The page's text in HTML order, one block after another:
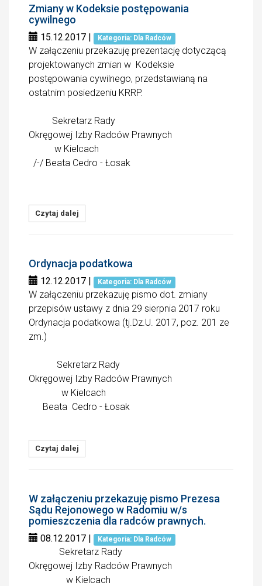
Zmiany w Kodeksie postępowania
cywilnego
15.12.2017 | Kategoria: Dla Radców
W załączeniu przekazuję prezentację dotyczącą
projektowanych zmian w Kodeksie
postępowania cywilnego, przedstawianą na
ostatnim posiedzeniu KRRP.
Sekretarz Rady
Okręgowej Izby Radców Prawnych
w Kielcach
/-/ Beata Cedro - Łosak
Czytaj dalej
Ordynacja podatkowa
12.12.2017 | Kategoria: Dla Radców
W załączeniu przekazuję pismo dot. zmiany
przepisów ustawy z dnia 29 sierpnia 2017 roku
Ordynacja podatkowa (tj.Dz.U. 2017, poz. 201 ze
zm.)
Sekretarz Rady
Okręgowej Izby Radców Prawnych
w Kielcach
Beata Cedro - Łosak
Czytaj dalej
W załączeniu przekazuję pismo Prezesa
Sądu Rejonowego w Radomiu w/s
pomieszczenia dla radców prawnych.
08.12.2017 | Kategoria: Dla Radców
Sekretarz Rady
Okręgowej Izby Radców Prawnych
w Kielcach